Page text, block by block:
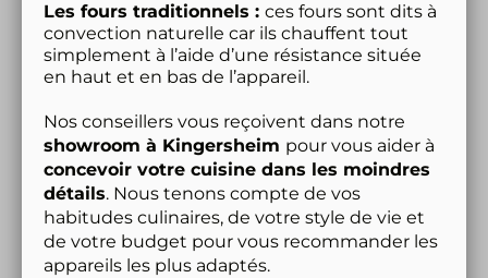
Les fours traditionnels : ces fours sont dits à
convection naturelle car ils chauffent tout
simplement à l’aide d’une résistance située
en haut et en bas de l’appareil.
showroom à Kingersheim
concevoir votre cuisine dans les moindres
détails. Nous tenons compte de vos
habitudes culinaires, de votre style de vie et
de votre budget pour vous recommander les
appareils les plus adaptés.